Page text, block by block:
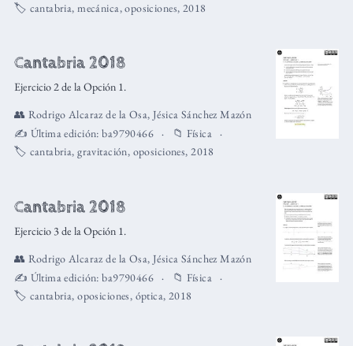
🏷️ cantabria,mecánica,oposiciones, 2018
Cantabria 2018
Ejercicio 2 de la Opción 1.
👥 Rodrigo Alcaraz de la Osa, Jésica Sánchez Mazón
✍️ Última edición:ba9790466 📁 Física
🏷️ cantabria,gravitación, oposiciones,2018
Cantabria 2018
Ejercicio 3 de la Opción 1.
👥 Rodrigo Alcaraz de la Osa, Jésica Sánchez Mazón
✍️ Última edición:ba9790466 📁 Física
🏷️ cantabria,oposiciones, óptica,2018